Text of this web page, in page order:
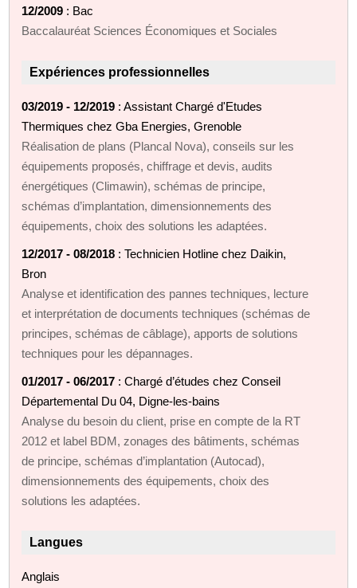
12/2009 : Bac
Baccalauréat Sciences Économiques et Sociales
Expériences professionnelles
03/2019 - 12/2019 : Assistant Chargé d'Etudes
Thermiques chez Gba Energies, Grenoble
Réalisation de plans (Plancal Nova), conseils sur les
équipements proposés, chiffrage et devis, audits
énergétiques (Climawin), schémas de principe,
schémas d’implantation, dimensionnements des
équipements, choix des solutions les adaptées.
12/2017 - 08/2018 : Technicien Hotline chez Daikin,
Bron
Analyse et identification des pannes techniques, lecture
et interprétation de documents techniques (schémas de
principes, schémas de câblage), apports de solutions
techniques pour les dépannages.
01/2017 - 06/2017 : Chargé d’études chez Conseil
Départemental Du 04, Digne-les-bains
Analyse du besoin du client, prise en compte de la RT
2012 et label BDM, zonages des bâtiments, schémas
de principe, schémas d’implantation (Autocad),
dimensionnements des équipements, choix des
solutions les adaptées.
Langues
Anglais